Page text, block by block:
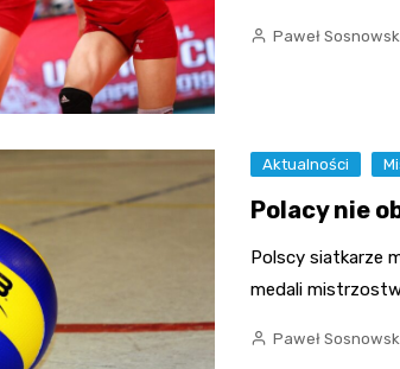
Paweł
Aktualności
Polacy nie
Polscy siatkarze
medali
Paweł